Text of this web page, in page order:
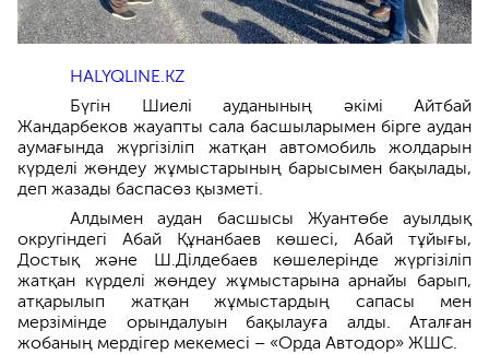
HALYQLINE.KZ
Бүгін Шиелі ауданының әкімі Айтбай
Жандарбеков жауапты сала басшыларымен бірге аудан
аумағында жүргізіліп жатқан автомобиль жолдарын
күрделі жөндеу жұмыстарының барысымен бақылады,
деп жазады баспасөз қызметі.
Алдымен аудан басшысы Жуантөбе ауылдық
округіндегі Абай Құнанбаев көшесі, Абай тұйығы,
Достық және Ш.Ділдебаев көшелерінде жүргізіліп
жатқан күрделі жөндеу жұмыстарына арнайы барып,
атқарылып жатқан жұмыстардың сапасы мен
мерзімінде орындалуын бақылауға алды. Аталған
жобаның мердігер мекемесі – «Орда Автодор» ЖШС.